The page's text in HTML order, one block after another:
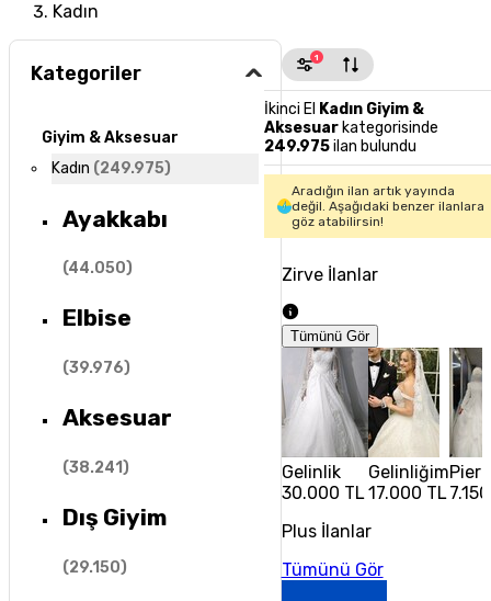
Kadın
Kategoriler
Giyim & Aksesuar
Kadın (249.975)
Ayakkabı
(44.050)
Elbise
(39.976)
Aksesuar
(38.241)
Dış Giyim
(29.150)
1
İkinci El Kadın Giyim &
Aksesuarkategorisinde
249.975ilan bulundu
Aradığın ilan artık yayında
değil. Aşağıdaki benzer ilanlara
göz atabilirsin!
Zirve İlanlar
Tümünü Gör
Gelinlik
30.000 TL
Gelinliğim
17.000 TL
Plus İlanlar
Tümünü Gör